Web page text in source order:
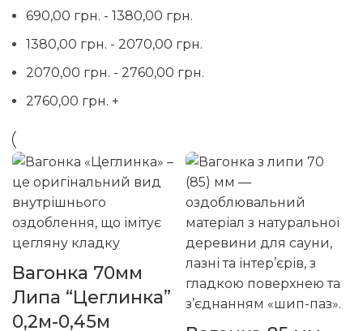
690,00 грн. - 1380,00 грн.
1380,00 грн. - 2070,00 грн.
2070,00 грн. - 2760,00 грн.
2760,00 грн. +
Вагонка 70мм
Липа “Цеглинка”
0,2м-0,45м